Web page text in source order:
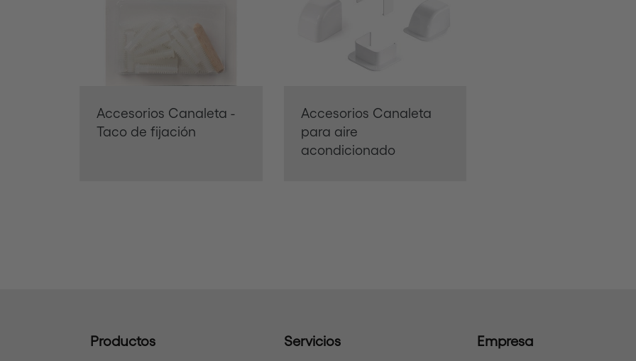
Accesorios Canaleta -
Taco de fijación
Accesorios Canaleta
para aire
acondicionado
Productos Servicios Empresa